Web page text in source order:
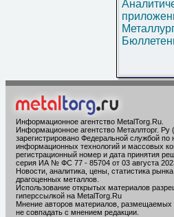
Информационное агентство MetalTorg.Ru
Информационное агентство Металлторг. Ру
зарегистрировано Федеральной службой по
информационных технологий и массовых
регистрационный номер и дата принятия
серия ИА № ФС 77 - 85704 от 03 августа
Новости, аналитика, цены, статистика
драгоценных металлов.
Использование открытых материалов
гиперссылкой на MetalTorg.Ru
Мнение авторов материалов, размещаемых
не совпадать с мнением редакции.